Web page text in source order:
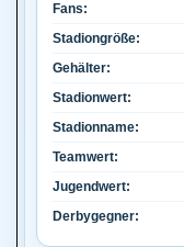
Fans:
Stadiongröße:
Gehälter:
Stadionwert:
Stadionname:
Teamwert:
Jugendwert:
Derbygegner: